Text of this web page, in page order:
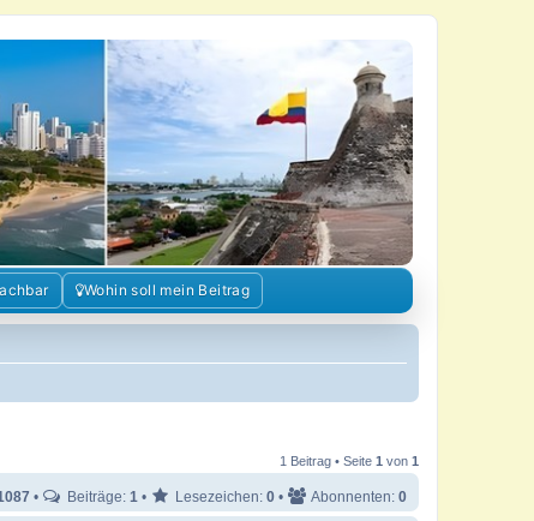
Wohin soll mein Beitrag
1 Beitrag • Seite 1 von 1
• Beiträge: 1 • Lesezeichen: 0 • Abonnenten: 0